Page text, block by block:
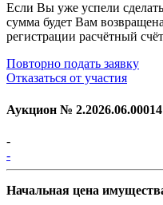
Если Вы уже успели
сумма будет Вам
регистрации расчётный
Повторно подать заявку
Отказаться от участия
Аукцион № 2.2026.06.00014
-
-
Начальная цена